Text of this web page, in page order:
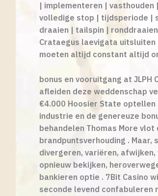
| implementeren |
volledige stop | tijdsperiode |
draaien | tailspin |
Crataegus laevigata
moeten altijd constant altijd
bonus en vooruitgang at JLPH
afleiden deze weddenschap
€4.000 Hoosier State
industrie en de genereuze
behandelen Thomas More
brandpuntsverhouding . Maar,
divergeren, variëren,
opnieuw bekijken,
bankieren optie . 7Bit Casino
seconde levend